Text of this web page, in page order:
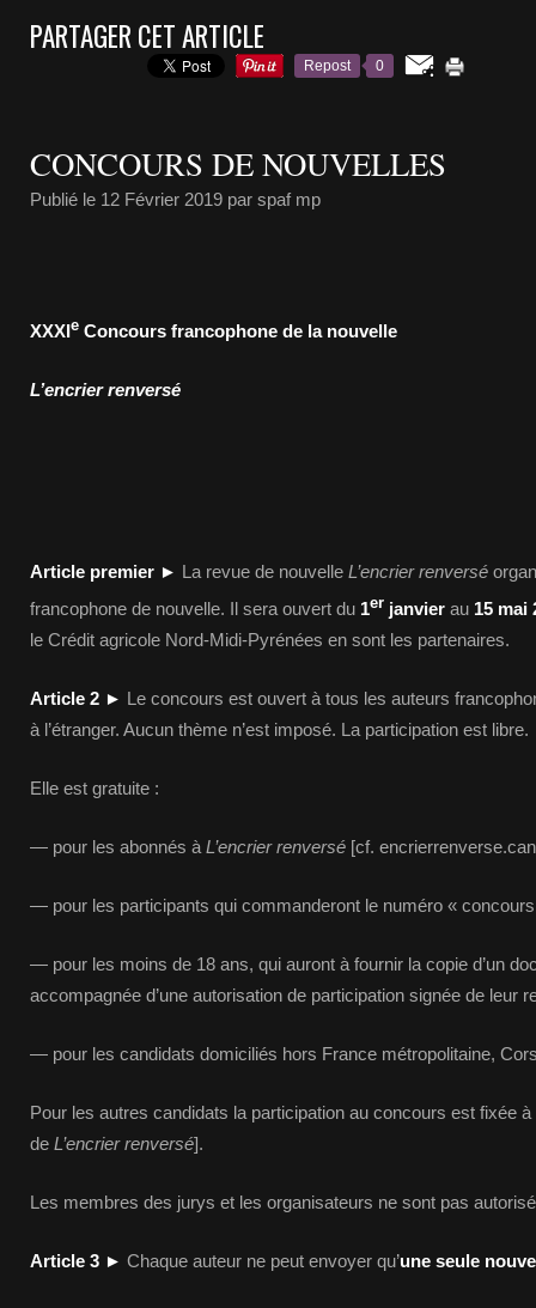
PARTAGER CET ARTICLE
Repost 0
CONCOURS DE NOUVELLES
Publié le 12 Février 2019 par spaf mp
XXXIe Concours francophone de la nouvelle
L’encrier renversé
Article premier ► La revue de nouvelle L’encrier renversé
francophone de nouvelle. Il sera ouvert du 1er janvier au 15 mai
le Crédit agricole Nord-Midi-Pyrénées en sont les partenaires.
Article 2 ► Le concours est ouvert à tous les auteurs
à l’étranger. Aucun thème n’est imposé. La participation est libre.
Elle est gratuite :
— pour les abonnés à L’encrier renversé [cf.
— pour les participants qui commanderont le numéro «
— pour les moins de 18 ans, qui auront à fournir la copie d’un
accompagnée d’une autorisation de participation signée de leur
— pour les candidats domiciliés hors France métropolitaine,
Pour les autres candidats la participation au concours est fixée à
de L’encrier renversé].
Les membres des jurys et les organisateurs ne sont pas
Article 3 ► Chaque auteur ne peut envoyer qu’une seule